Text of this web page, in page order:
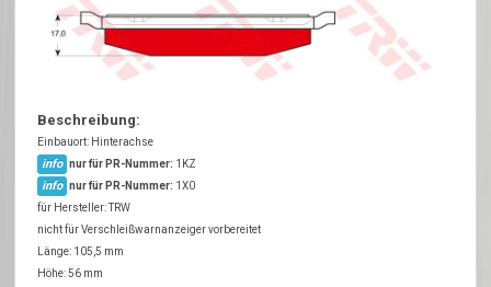
Beschreibung:
Einbauort: Hinterachse
info nur für PR-Nummer: 1KZ
info nur für PR-Nummer: 1X0
für Hersteller: TRW
nicht für Verschleißwarnanzeiger vorbereitet
Länge: 105,5 mm
Höhe: 56 mm